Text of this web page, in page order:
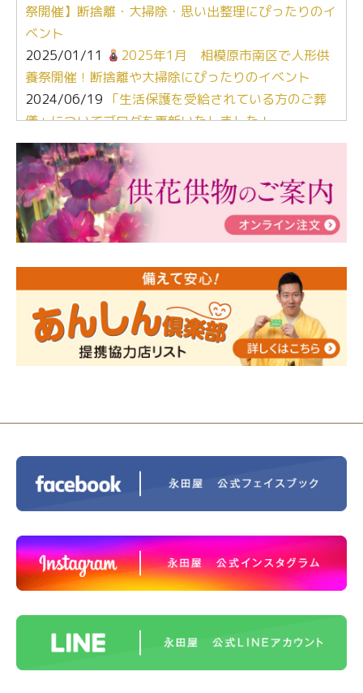
祭開催】断捨離・大掃除・思い出整理にぴったりのイ
ベント
2025/01/11
2025年1月 相模原市南区で人形供
養祭開催！断捨離や大掃除にぴったりのイベント
2024/06/19 「生活保護を受給されている方のご葬
儀」についてブログを更新いたしました！
2024/03/06【終活なるほど教室】「マンガで学
ぶ！はじめてのお葬式」小さな家族葬ハウス®町田成
瀬 ご参加ありがとうございました！
2024/01/19令和6年能登半島地震災害の寄付のご報
告
人形供養 寄付のご報告
2023/12/16終活なるほど教室＠小さな家族葬ハウ
ス®上鶴間 エンディングノートを書いてみよう！
2023/11/29 永田屋創業110周年記念式典 レンブラ
ントホテル東京町田